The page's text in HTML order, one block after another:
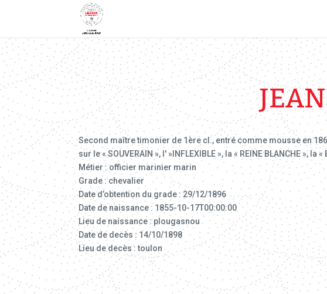
Second maître timonier de 1ère cl., entré comme mousse en
sur le « SOUVERAIN », l' »INFLEXIBLE », la « REINE BLANCHE », la
Métier : officier marinier marin
Grade : chevalier
Date d’obtention du grade : 29/12/1896
Date de naissance : 1855-10-17T00:00:00
Lieu de naissance : plougasnou
Date de decès : 14/10/1898
Lieu de decès : toulon